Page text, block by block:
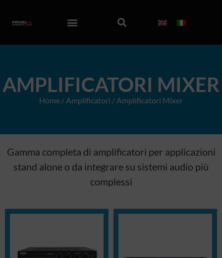
AMPLIFICATORI MIXER
Home / Amplificatori / Amplificatori Mixer
Gamma completa di amplificatori per applicazioni
stand alone o da integrare su sistemi audio più
complessi